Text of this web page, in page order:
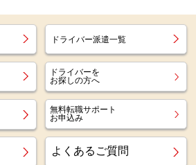
ドライバー派遣一覧
ドライバーを
お探しの方へ
無料転職サポート
お申込み
よくあるご質問